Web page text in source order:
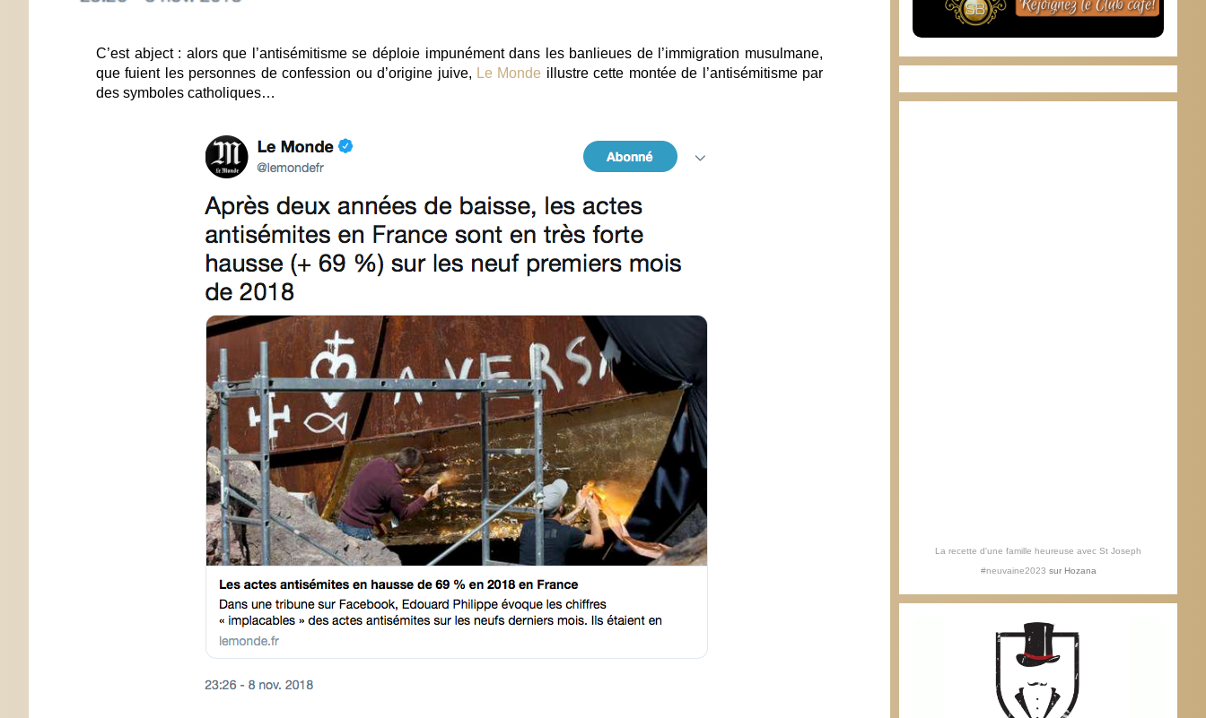
C’est abject : alors que l’antisémitisme se déploie impunément dans les banlieues de l’immigration musulmane,
que fuient les personnes de confession ou d’origine juive, Le Monde illustre cette montée de l’antisémitisme par
des symboles catholiques…
La recette d'une famille heureuse avec St Joseph
#neuvaine2023 sur Hozana